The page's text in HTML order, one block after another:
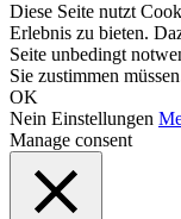
Diese Seite nutzt
Erlebnis zu bieten.
Seite unbedingt
Sie zustimmen
OK
Nein Einstellungen
Manage consent